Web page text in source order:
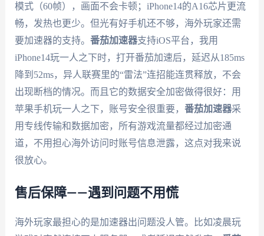
模式（60帧），画面不会卡顿；iPhone14的A16芯片更流
畅，发热也更少。但光有好手机还不够，海外玩家还需
要加速器的支持。 番茄加速器支持iOS平台，我用
iPhone14玩一人之下时，打开番茄加速后，延迟从185ms
降到52ms，异人联赛里的“雷法”连招能连贯释放，不会
出现断档的情况。而且它的数据安全加密做得很好：用
苹果手机玩一人之下，账号安全很重要， 番茄加速器采
用专线传输和数据加密，所有游戏流量都经过加密通
道，不用担心海外访问时账号信息泄露，这点对我来说
很放心。
售后保障——遇到问题不用慌
海外玩家最担心的是加速器出问题没人管。比如凌晨玩